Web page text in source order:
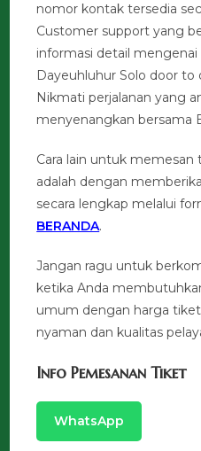
nomor kontak tersedia
Customer support yang
informasi detail mengenai
Dayeuhluhur Solo door to
Nikmati perjalanan yang
menyenangkan bersama
Cara lain untuk memesan
adalah dengan
secara lengkap melalui
BERANDA.
Jangan ragu untuk
ketika Anda
umum dengan harga
nyaman dan kualitas
Info Pemesanan Tiket
WhatsApp